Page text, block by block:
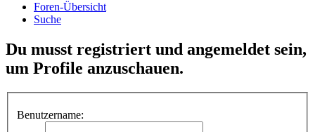
Foren-Übersicht
Suche
Du musst registriert und angemeldet sein,
um Profile anzuschauen.
Benutzername: